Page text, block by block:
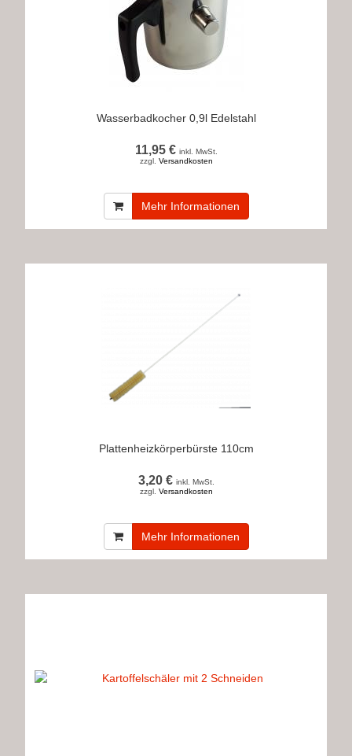
Wasserbadkocher 0,9l Edelstahl
11,95 € inkl. MwSt.
zzgl. Versandkosten
Mehr Informationen
Plattenheizkörperbürste 110cm
3,20 € inkl. MwSt.
zzgl. Versandkosten
Mehr Informationen